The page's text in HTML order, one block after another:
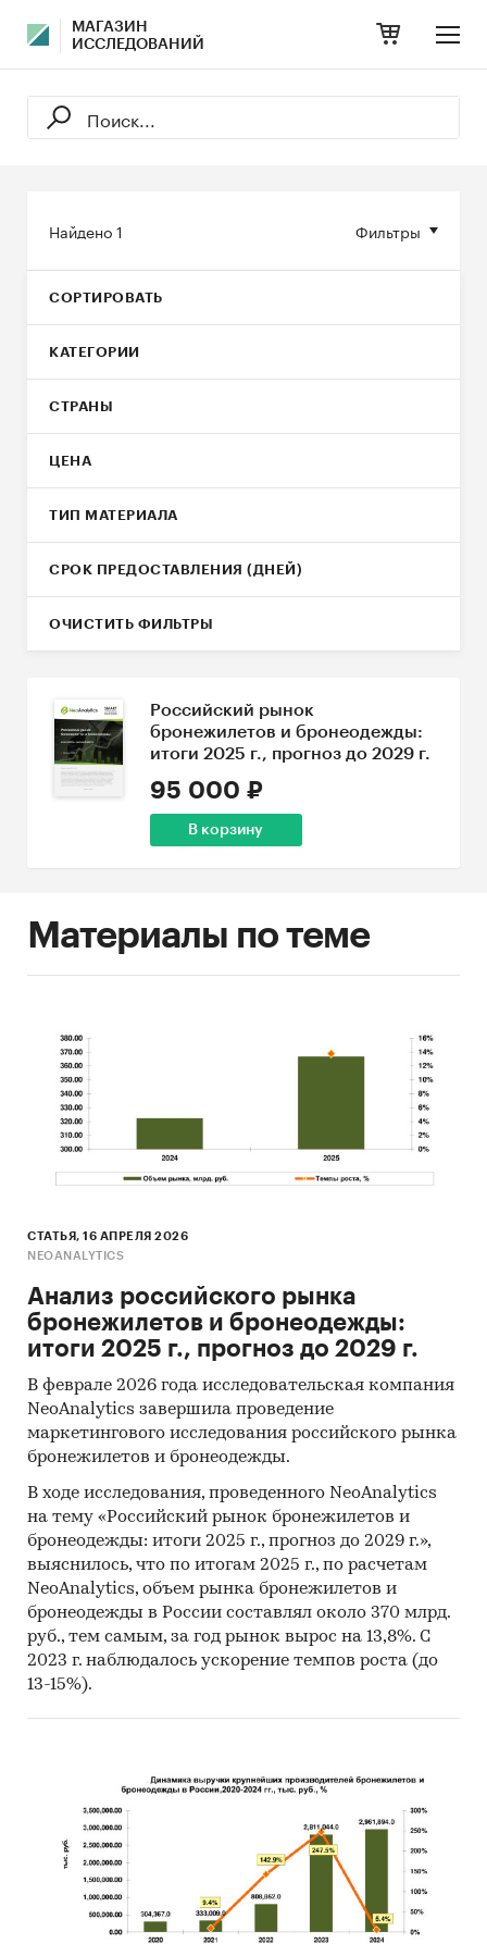
МАГАЗИН
ИССЛЕДОВАНИЙ
Фильтры
Найдено1
СОРТИРОВАТЬ
КАТЕГОРИИ
СТРАНЫ
ЦЕНА
ТИП МАТЕРИАЛА
СРОК ПРЕДОСТАВЛЕНИЯ (ДНЕЙ)
ОЧИСТИТЬ ФИЛЬТРЫ
Российский рынок
бронежилетов и бронеодежды:
итоги 2025 г., прогноз до 2029 г.
95 000 ₽
В корзину
Материалы по теме
СТАТЬЯ, 16 АПРЕЛЯ 2026
NEOANALYTICS
Анализ российского рынка
бронежилетов и бронеодежды:
итоги 2025 г., прогноз до 2029 г.
В феврале 2026 года исследовательская компания
NeoAnalytics завершила проведение
маркетингового исследования российского рынка
бронежилетов и бронеодежды.
В ходе исследования, проведенного NeoAnalytics
на тему «Российский рынок бронежилетов и
бронеодежды: итоги 2025 г., прогноз до 2029 г.»,
выяснилось, что по итогам 2025 г., по расчетам
NeoAnalytics, объем рынка бронежилетов и
бронеодежды в России составлял около 370 млрд.
руб., тем самым, за год рынок вырос на 13,8%. С
2023 г. наблюдалось ускорение темпов роста (до
13-15%).